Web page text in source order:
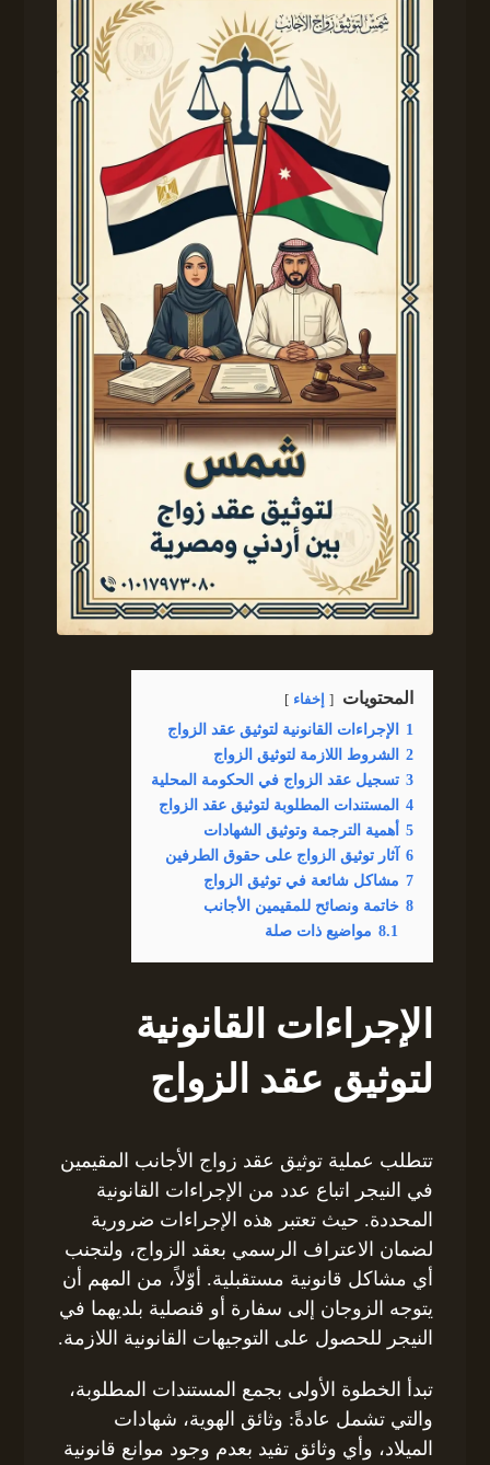
المحتويات إخفاء
1
الإجراءات القانونية لتوثيق عقد الزواج
2
الشروط اللازمة لتوثيق الزواج
3 تسجيل عقد الزواج في الحكومة المحلية
4
المستندات المطلوبة لتوثيق عقد الزواج
5
أهمية الترجمة وتوثيق الشهادات
6
آثار توثيق الزواج على حقوق الطرفين
7 مشاكل شائعة في توثيق الزواج
8 خاتمة ونصائح للمقيمين الأجانب
8.1 مواضيع ذات صلة
الإجراءات القانونية
لتوثيق عقد الزواج
تتطلب عملية توثيق عقد زواج الأجانب المقيمين
في النيجر اتباع عدد من الإجراءات القانونية
المحددة. حيث تعتبر هذه الإجراءات ضرورية
لضمان الاعتراف الرسمي بعقد الزواج، ولتجنب
أي مشاكل قانونية مستقبلية. أوّلاً، من المهم أن
يتوجه الزوجان إلى سفارة أو قنصلية بلديهما في
النيجر للحصول على التوجيهات القانونية اللازمة.
تبدأ الخطوة الأولى بجمع المستندات المطلوبة،
والتي تشمل عادةً: وثائق الهوية، شهادات
الميلاد، وأي وثائق تفيد بعدم وجود موانع قانونية